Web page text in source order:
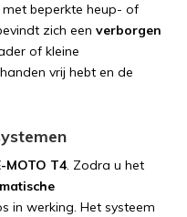
met beperkte heup- of
zich een verborgen
of kleine
handen vrij hebt en de
MOTO T4. Zodra u het
in werking. Het systeem